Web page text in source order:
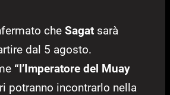
che Sagat sarà
dal 5 agosto.
“l’Imperatore del Muay
potranno incontrarlo nella